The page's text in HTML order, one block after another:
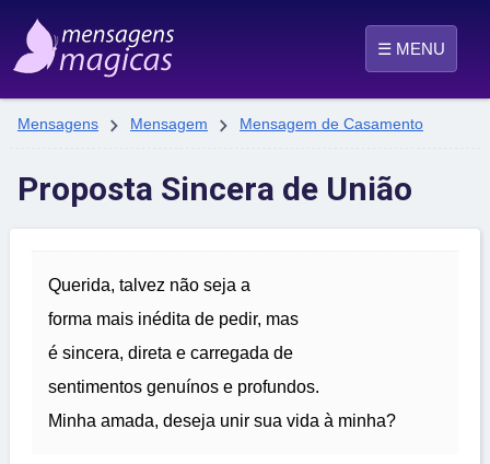
☰ MENU
Mensagens  Mensagem  Mensagem de Casamento
Proposta Sincera de União
Querida, talvez não seja a
forma mais inédita de pedir, mas
é sincera, direta e carregada de
sentimentos genuínos e profundos.
Minha amada, deseja unir sua vida à minha?